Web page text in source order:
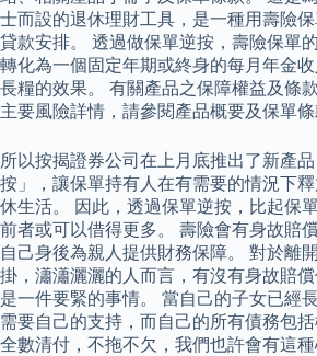
士而設的退休理財工具，是一種用壽險
貸款安排。 透過做保單逆按，壽險保單
轉化為一個固定年期或終身的每月年金
長糧的效果。 有關產品之保障權益及條
主要風險詳情，請參閱產品概要及保單條
所以按揭證券公司在上月底推出了新產
按」，讓保單持有人在有需要的情況下
休生活。 因此，透過保單逆按，比起保
前者或可以借得更多。 壽險會有身故賠
自己身後為親人提供財務保障。 對於離
掛，瀟瀟灑灑的人而言，有沒有身故賠
是一件要緊的事情。 當自己的子女已經
需要自己的支持，而自己的所有債務包
全數清付，不拖不欠，我們也許會有這種